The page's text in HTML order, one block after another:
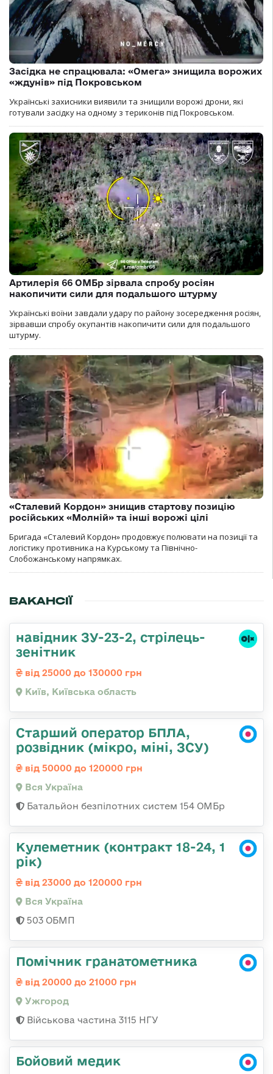
Засідка не спрацювала: «Омега» знищила ворожих
«ждунів» під Покровськом
Українські захисники виявили та знищили ворожі дрони, які
готували засідку на одному з териконів під Покровськом.
Артилерія 66 ОМБр зірвала спробу росіян
накопичити сили для подальшого штурму
Українські воїни завдали удару по району зосередження росіян,
зірвавши спробу окупантів накопичити сили для подальшого
штурму.
«Сталевий Кордон» знищив стартову позицію
російських «Молній» та інші ворожі цілі
Бригада «Сталевий Кордон» продовжує полювати на позиції та
логістику противника на Курському та Північно-
Слобожанському напрямках.
ВАКАНСІЇ
навідник ЗУ-23-2, стрілець-
зенітник
від 25000 до 130000 грн
Київ, Київська область
Старший оператор БПЛА,
розвідник (мікро, міні, ЗСУ)
від 50000 до 120000 грн
Вся Україна
Батальйон безпілотних систем 154 ОМБр
Кулеметник (контракт 18-24, 1
рік)
від 23000 до 120000 грн
Вся Україна
503 ОБМП
Помічник гранатометника
від 20000 до 21000 грн
Ужгород
Військова частина 3115 НГУ
Бойовий медик